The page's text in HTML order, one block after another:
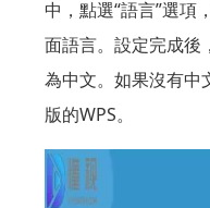
中，點選“語言”選項
面語言。設定完成後
為中文。如果沒有中
版的WPS。